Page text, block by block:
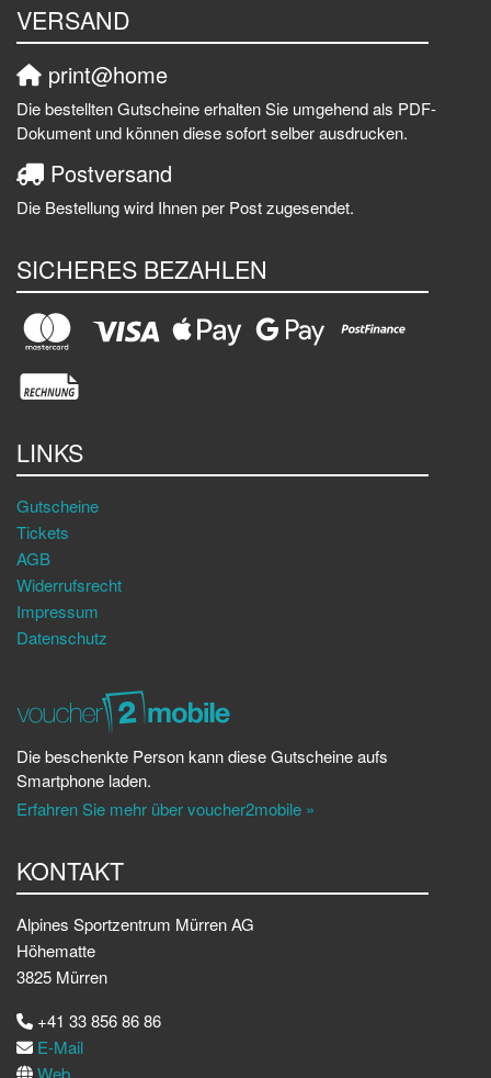
VERSAND
print@home
Die bestellten Gutscheine erhalten Sie umgehend als PDF-
Dokument und können diese sofort selber ausdrucken.
Postversand
Die Bestellung wird Ihnen per Post zugesendet.
SICHERES BEZAHLEN
LINKS
Gutscheine
Tickets
AGB
Widerrufsrecht
Impressum
Datenschutz
Die beschenkte Person kann diese Gutscheine aufs
Smartphone laden.
Erfahren Sie mehr über voucher2mobile »
KONTAKT
Alpines Sportzentrum Mürren AG
Höhematte
3825 Mürren
+41 33 856 86 86
E-Mail